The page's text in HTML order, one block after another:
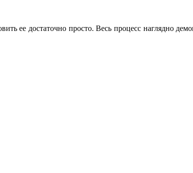
ее достаточно просто. Весь процесс наглядно